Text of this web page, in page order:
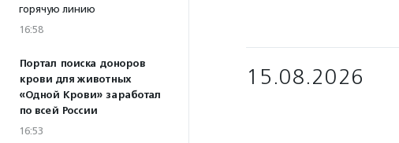
горячую линию
16:58
Портал поиска доноров
крови для животных
«Одной Крови» заработал
по всей России
16:53
15.08.2026